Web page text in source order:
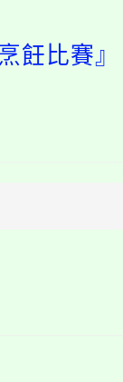
飪比賽』